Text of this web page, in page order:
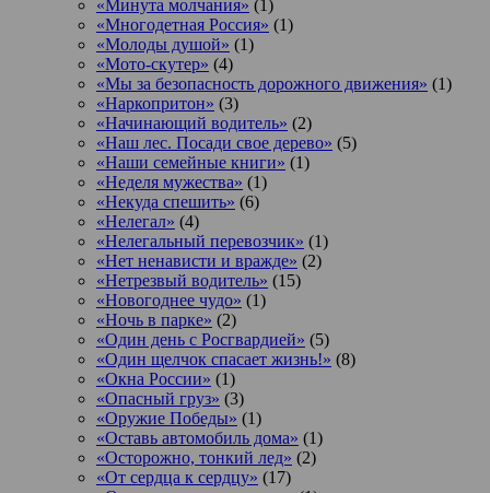
«Минута молчания» (1)
«Многодетная Россия» (1)
«Молоды душой» (1)
«Мото-скутер» (4)
«Мы за безопасность дорожного движения» (1)
«Наркопритон» (3)
«Начинающий водитель» (2)
«Наш лес. Посади свое дерево» (5)
«Наши семейные книги» (1)
«Неделя мужества» (1)
«Некуда спешить» (6)
«Нелегал» (4)
«Нелегальный перевозчик» (1)
«Нет ненависти и вражде» (2)
«Нетрезвый водитель» (15)
«Новогоднее чудо» (1)
«Ночь в парке» (2)
«Один день с Росгвардией» (5)
«Один щелчок спасает жизнь!» (8)
«Окна России» (1)
«Опасный груз» (3)
«Оружие Победы» (1)
«Оставь автомобиль дома» (1)
«Осторожно, тонкий лед» (2)
«От сердца к сердцу» (17)